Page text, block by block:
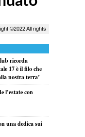
ricorda
17 è il filo che
nostra terra’
l’estate con
una dedica sui